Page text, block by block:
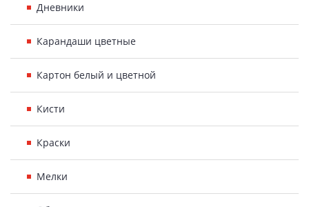
Дневники
Карандаши цветные
Картон белый и цветной
Кисти
Краски
Мелки